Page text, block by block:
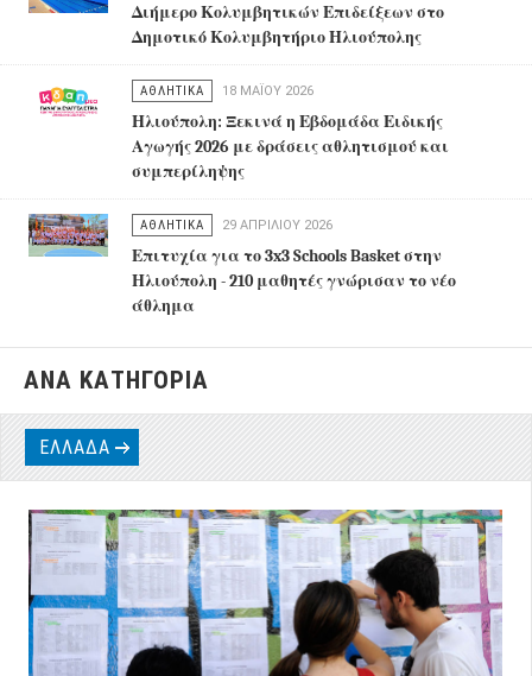
Διήμερο Κολυμβητικών Επιδείξεων στο
Δημοτικό Κολυμβητήριο Ηλιούπολης
ΑΘΛΗΤΙΚΑ 18 ΜΑΪ́ΟΥ 2026
Ηλιούπολη: Ξεκινά η Εβδομάδα Ειδικής
Αγωγής 2026 με δράσεις αθλητισμού και
συμπερίληψης
ΑΘΛΗΤΙΚΑ 29 ΑΠΡΙΛΊΟΥ 2026
Επιτυχία για το 3x3 Schools Basket στην
Ηλιούπολη - 210 μαθητές γνώρισαν το νέο
άθλημα
ΑΝΑ ΚΑΤΗΓΟΡΙΑ
ΕΛΛΑΔΑ